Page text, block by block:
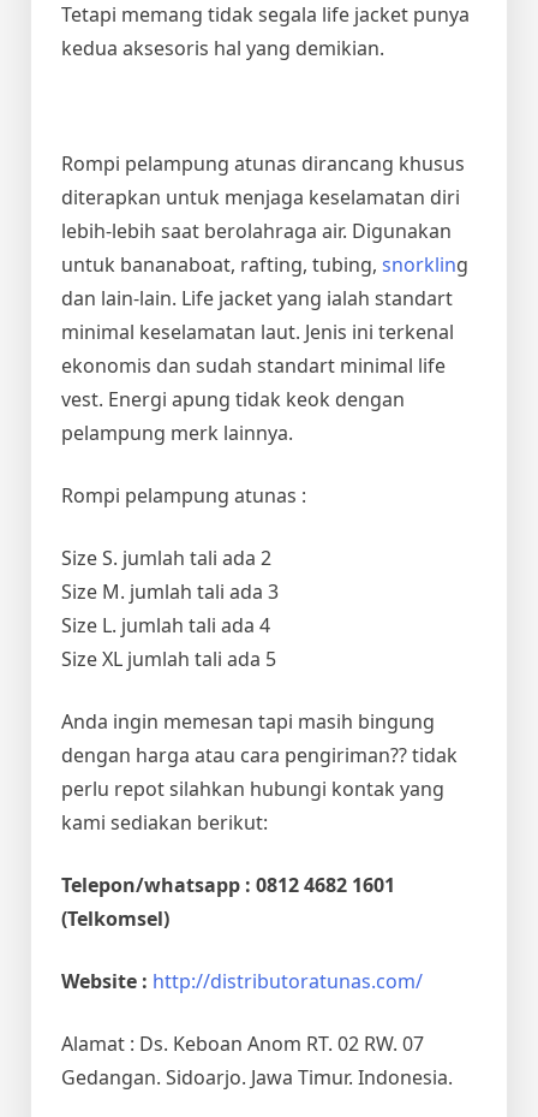
Tetapi memang tidak segala life jacket punya
kedua aksesoris hal yang demikian.
Rompi pelampung atunas dirancang khusus
diterapkan untuk menjaga keselamatan diri
lebih-lebih saat berolahraga air. Digunakan
untuk bananaboat, rafting, tubing, snorkling
dan lain-lain. Life jacket yang ialah standart
minimal keselamatan laut. Jenis ini terkenal
ekonomis dan sudah standart minimal life
vest. Energi apung tidak keok dengan
pelampung merk lainnya.
Rompi pelampung atunas :
Size S. jumlah tali ada 2
Size M. jumlah tali ada 3
Size L. jumlah tali ada 4
Size XL jumlah tali ada 5
Anda ingin memesan tapi masih bingung
dengan harga atau cara pengiriman?? tidak
perlu repot silahkan hubungi kontak yang
kami sediakan berikut:
Telepon/whatsapp : 0812 4682 1601
(Telkomsel)
Website : http://distributoratunas.com/
Alamat : Ds. Keboan Anom RT. 02 RW. 07
Gedangan. Sidoarjo. Jawa Timur. Indonesia.